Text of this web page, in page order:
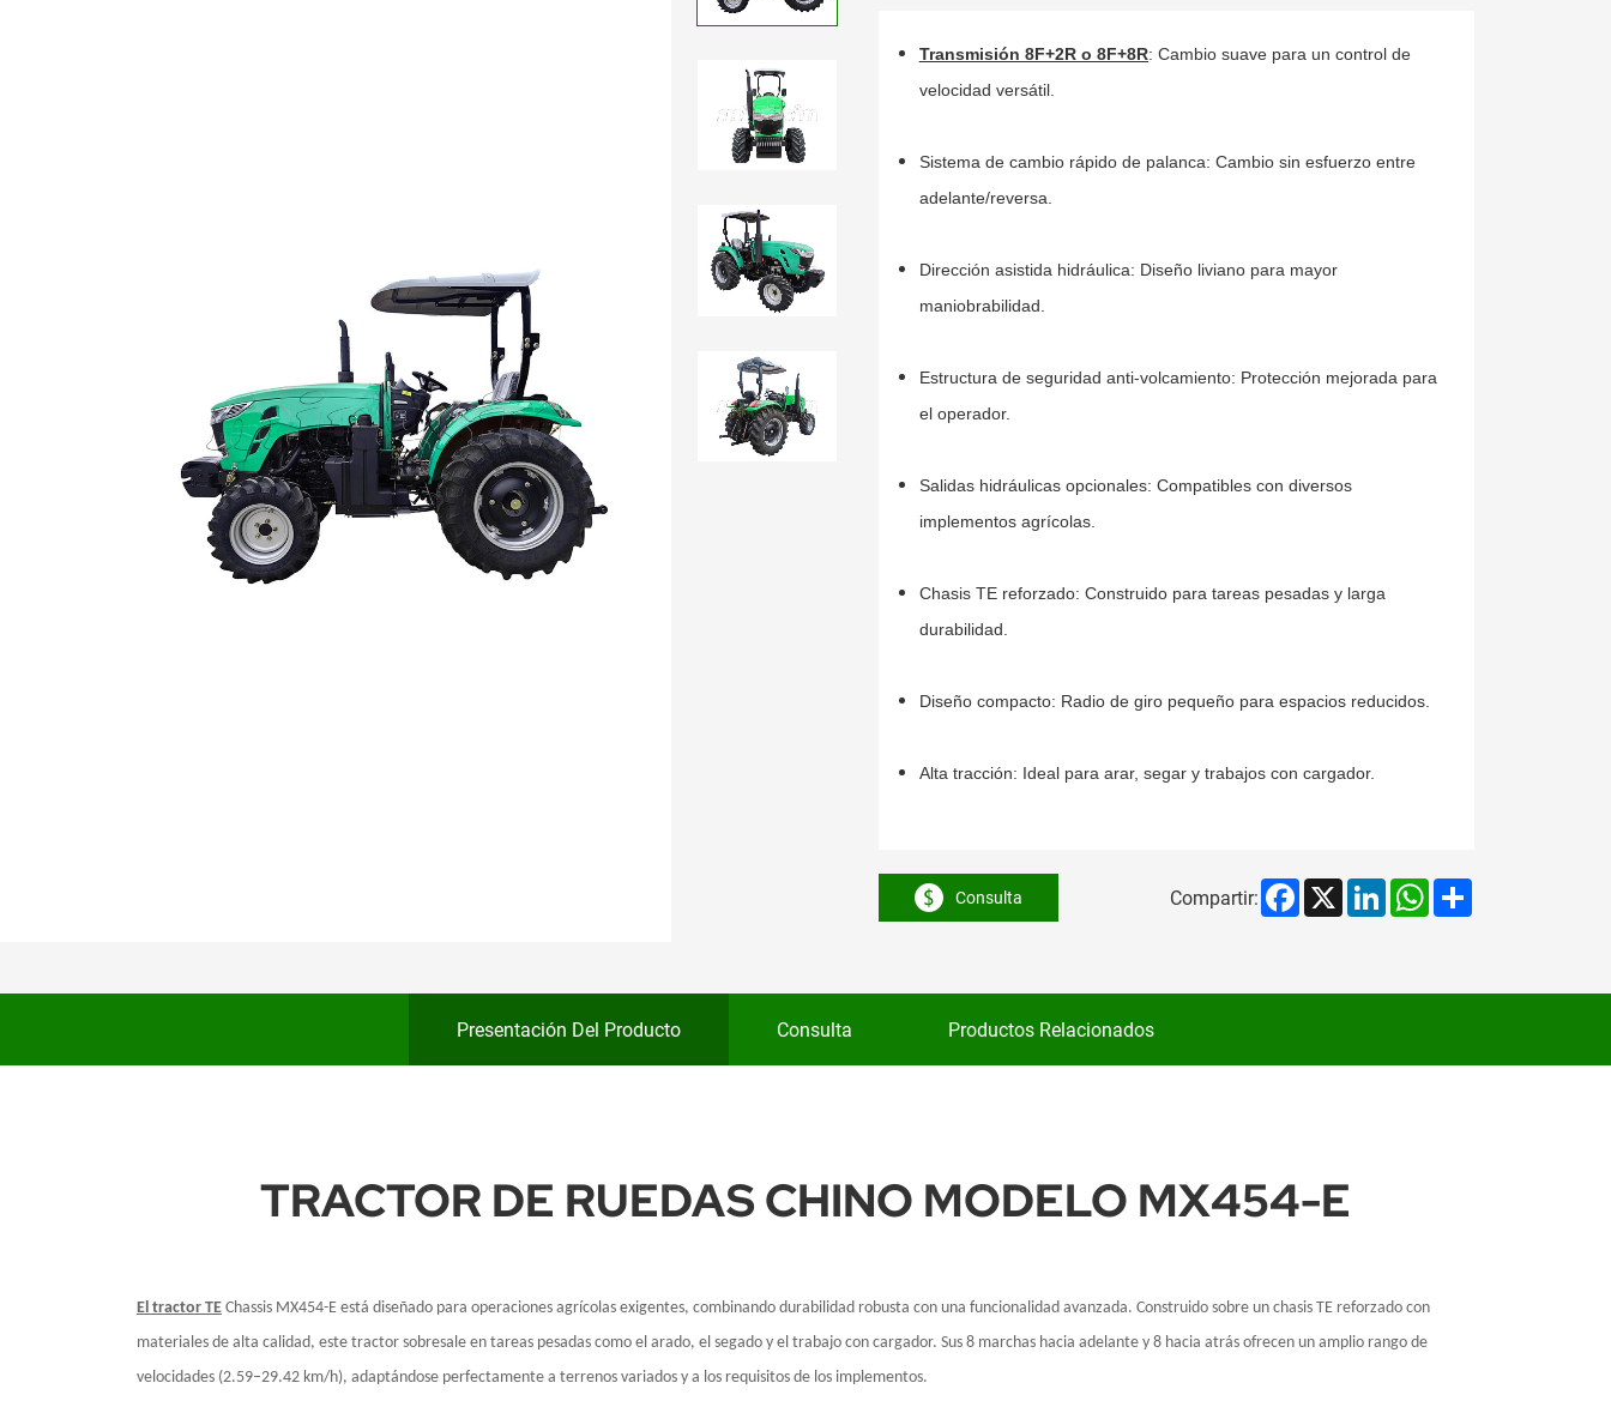
Transmisión 8F+2R o 8F+8R: Cambio suave para un control de
velocidad versátil.
Sistema de cambio rápido de palanca: Cambio sin esfuerzo entre
adelante/reversa.
Dirección asistida hidráulica: Diseño liviano para mayor
maniobrabilidad.
Estructura de seguridad anti-volcamiento: Protección mejorada para
el operador.
Salidas hidráulicas opcionales: Compatibles con diversos
implementos agrícolas.
Chasis TE reforzado: Construido para tareas pesadas y larga
durabilidad.
Diseño compacto: Radio de giro pequeño para espacios reducidos.
Alta tracción: Ideal para arar, segar y trabajos con cargador.
Consulta Compartir: Facebook
X LinkedInWhatsApp
Share
Presentación Del Producto Consulta Productos Relacionados
TRACTOR DE RUEDAS CHINO MODELO MX454-E
El tractor TE Chassis MX454-E está diseñado para operaciones agrícolas exigentes, combinando durabilidad robusta con una funcionalidad avanzada. Construido sobre un chasis TE reforzado con
materiales de alta calidad, este tractor sobresale en tareas pesadas como el arado, el segado y el trabajo con cargador. Sus 8 marchas hacia adelante y 8 hacia atrás ofrecen un amplio rango de
velocidades (2.59–29.42 km/h), adaptándose perfectamente a terrenos variados y a los requisitos de los implementos.